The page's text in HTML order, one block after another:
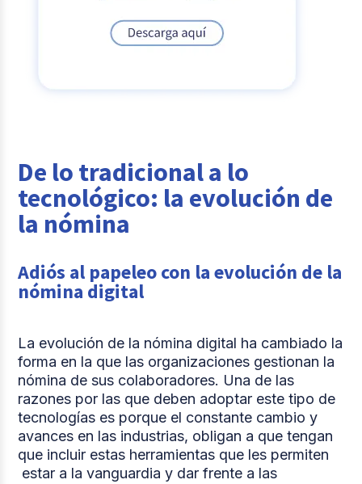
De lo tradicional a lo
tecnológico: la evolución de
la nómina
Adiós al papeleo con la evolución de la
nómina digital
La evolución de la nómina digital ha cambiado la
forma en la que las organizaciones gestionan la
nómina de sus colaboradores. Una de las
razones por las que deben adoptar este tipo de
tecnologías es porque el constante cambio y
avances en las industrias, obligan a que tengan
que incluir estas herramientas que les permiten
estar a la vanguardia y dar frente a las